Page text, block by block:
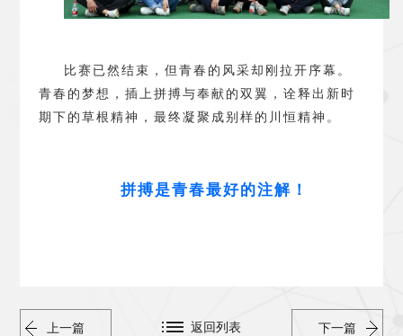
比赛已然结束，但青春的风采却刚拉开序幕。
青春的梦想，插上拼搏与奉献的双翼，诠释出新时
期下的草根精神，最终凝聚成别样的川恒精神。
拼搏是青春最好的注解 ！
上一篇 下一篇
返回列表